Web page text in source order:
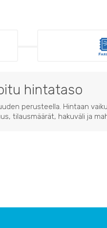
hintataso
perusteella. Hintaan
tilausmäärät, hakuväli ja